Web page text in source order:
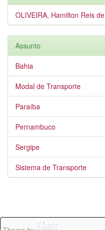
OLIVEIRA, Hamilton Reis de
Assunto
Bahia
Modal de Transporte
Paraíba
Pernambuco
Sergipe
Sistema de Transporte